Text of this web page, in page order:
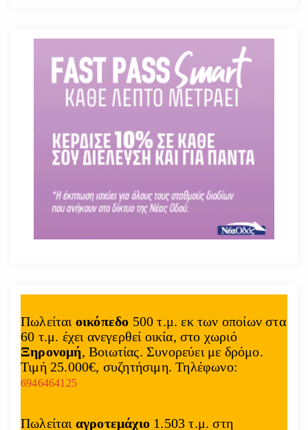
Πωλείται οικόπεδο 500 τ.μ. εκ των οποίων στα
60 τ.μ. έχει ανεγερθεί οικία, στο χωριό
Ξηρονομή, Βοιωτίας. Συνορεύει με δρόμο.
Τιμή 25.000€, συζητήσιμη. Τηλέφωνο:
6946464125
Πωλείται αγροτεμάχιο 1.503 τ.μ. στη